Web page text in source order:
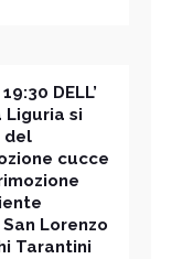
DELL’
Liguria si
del
cucce
Lorenzo
Tarantini